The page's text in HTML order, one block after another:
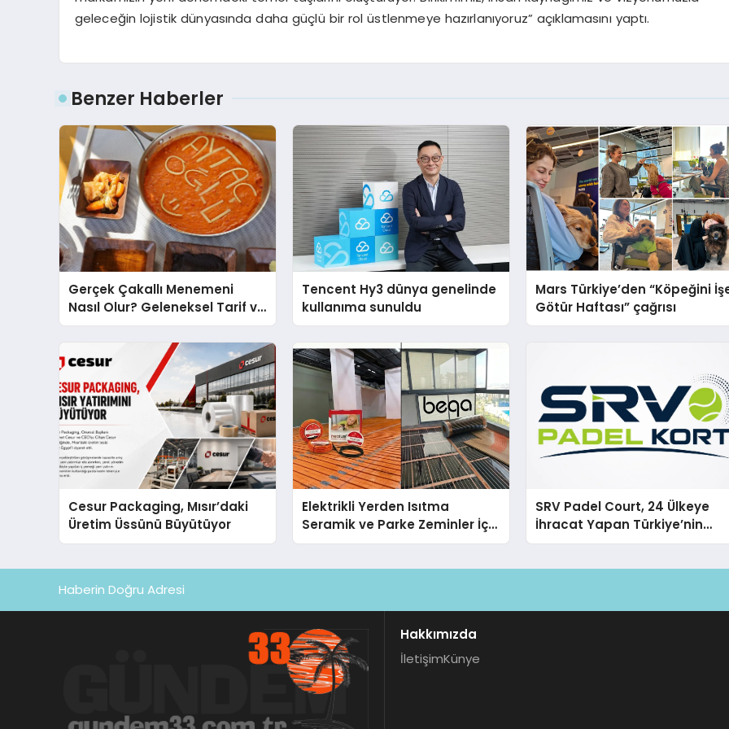
geleceğin lojistik dünyasında daha güçlü bir rol üstlenmeye hazırlanıyoruz” açıklamasını yaptı.
Benzer Haberler
Gerçek Çakallı Menemeni
Nasıl Olur? Geleneksel Tarif ve
Sunum
Tencent Hy3 dünya genelinde
kullanıma sunuldu
Mars Türkiye’den “Köpeğini
Götür Haftası” çağrısı
Cesur Packaging, Mısır’daki
Üretim Üssünü Büyütüyor
Elektrikli Yerden Isıtma
Seramik ve Parke Zeminler İçin
En Verimli Çözümler
SRV Padel Court, 24 Ülkeye
İhracat Yapan Türkiye’nin
Padel Kortu Üretim Gücü
Haberin Doğru Adresi
Hakkımızda
İletişimKünye